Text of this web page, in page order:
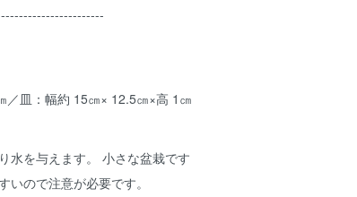
皿：幅約 15㎝× 12.5㎝×高 1㎝
水を与えます。 小さな盆栽です
いので注意が必要です。